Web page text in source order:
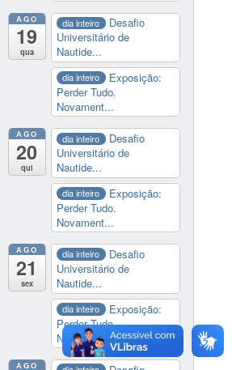
AGO
19
qua
dia inteiro
Desafio
Universitário de
Nautide...
dia inteiro
Exposição:
Perder Tudo.
Novament...
AGO
20
qui
dia inteiro
Desafio
Universitário de
Nautide...
dia inteiro
Exposição:
Perder Tudo.
Novament...
AGO
21
sex
dia inteiro
Desafio
Universitário de
Nautide...
dia inteiro
Exposição:
Perder Tudo.
Novament...
AGO